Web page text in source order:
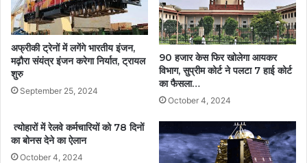
अफ्रीकी ट्रेनों में लगेंगे भारतीय इंजन,
मढ़ौरा संयंत्र इंजन करेगा निर्यात, ट्रायल
शुरु
September 25, 2024
90 हजार केस फिर खोलेगा आयकर
विभाग, सुप्रीम कोर्ट ने पलटा 7 हाई कोर्ट
का फैसला…
October 4, 2024
त्योहारों में रेलवे कर्मचारियों को 78 दिनों
का बोनस देने का ऐलान
October 4, 2024